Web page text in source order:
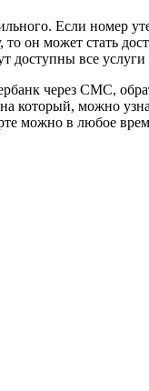
Если номер
то он может стать
доступны все
через СМС,
который, можно
можно в любое